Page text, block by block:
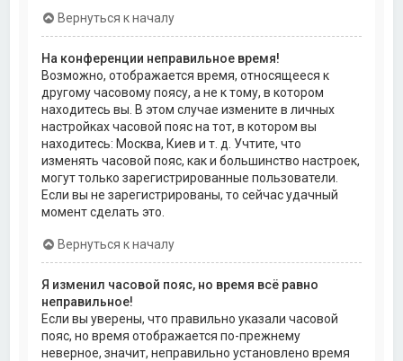
Вернуться к началу
На конференции неправильное время!
Возможно, отображается время, относящееся к
другому часовому поясу, а не к тому, в котором
находитесь вы. В этом случае измените в личных
настройках часовой пояс на тот, в котором вы
находитесь: Москва, Киев и т. д. Учтите, что
изменять часовой пояс, как и большинство настроек,
могут только зарегистрированные пользователи.
Если вы не зарегистрированы, то сейчас удачный
момент сделать это.
Вернуться к началу
Я изменил часовой пояс, но время всё равно
неправильное!
Если вы уверены, что правильно указали часовой
пояс, но время отображается по-прежнему
неверное, значит, неправильно установлено время